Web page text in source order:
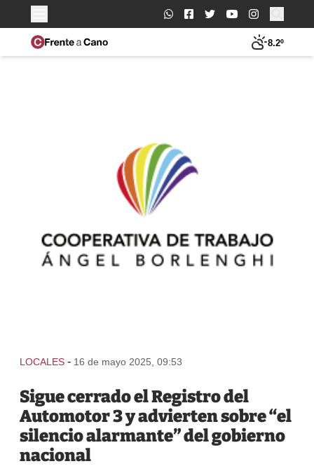
Buscar:
8.2º
LOCALES - 16 de mayo 2025, 09:53
Sigue cerrado el Registro del
Automotor 3 y advierten sobre “el
silencio alarmante” del gobierno
nacional